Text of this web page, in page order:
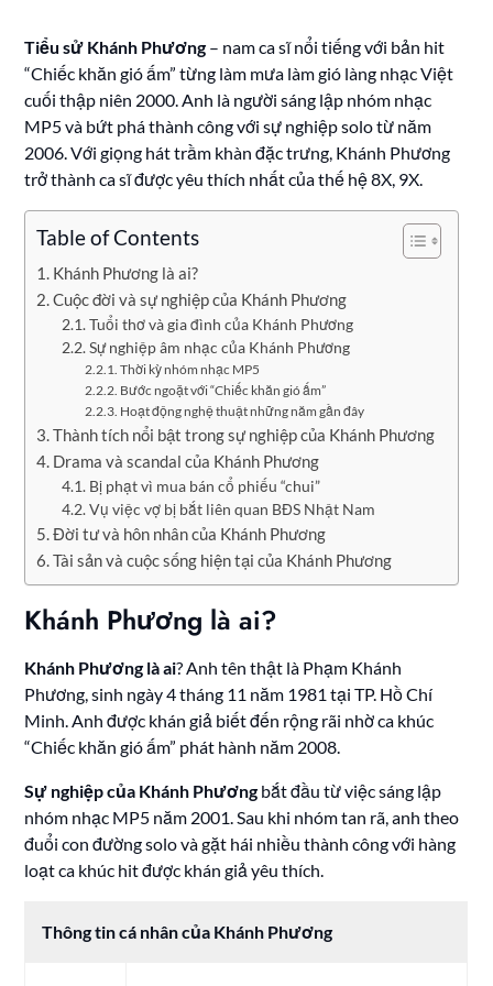
Tiểu sử Khánh Phương – nam ca sĩ nổi tiếng với bản hit
“Chiếc khăn gió ấm” từng làm mưa làm gió làng nhạc Việt
cuối thập niên 2000. Anh là người sáng lập nhóm nhạc
MP5 và bứt phá thành công với sự nghiệp solo từ năm
2006. Với giọng hát trầm khàn đặc trưng, Khánh Phương
trở thành ca sĩ được yêu thích nhất của thế hệ 8X, 9X.
Table of Contents
Khánh Phương là ai?
Cuộc đời và sự nghiệp của Khánh Phương
Tuổi thơ và gia đình của Khánh Phương
Sự nghiệp âm nhạc của Khánh Phương
Thời kỳ nhóm nhạc MP5
Bước ngoặt với “Chiếc khăn gió ấm”
Hoạt động nghệ thuật những năm gần đây
Thành tích nổi bật trong sự nghiệp của Khánh Phương
Drama và scandal của Khánh Phương
Bị phạt vì mua bán cổ phiếu “chui”
Vụ việc vợ bị bắt liên quan BĐS Nhật Nam
Đời tư và hôn nhân của Khánh Phương
Tài sản và cuộc sống hiện tại của Khánh Phương
Khánh Phương là ai?
Khánh Phương là ai? Anh tên thật là Phạm Khánh
Phương, sinh ngày 4 tháng 11 năm 1981 tại TP. Hồ Chí
Minh. Anh được khán giả biết đến rộng rãi nhờ ca khúc
“Chiếc khăn gió ấm” phát hành năm 2008.
Sự nghiệp của Khánh Phương bắt đầu từ việc sáng lập
nhóm nhạc MP5 năm 2001. Sau khi nhóm tan rã, anh theo
đuổi con đường solo và gặt hái nhiều thành công với hàng
loạt ca khúc hit được khán giả yêu thích.
Thông tin cá nhân của Khánh Phương